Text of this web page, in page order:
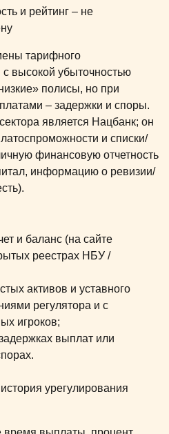
и рейтинг – не
тарифного
высокой убыточностью
полисы, но при
– задержки и споры.
является Нацбанк; он
и списки/
финансовую отчетность
информацию о ревизии/
и баланс (на сайте
реестрах НБУ /
активов и уставного
регулятора и с
игроков;
выплат или
урегулирования